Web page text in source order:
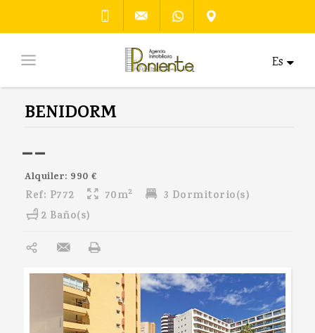
Es
BENIDORM
--
Alquiler: 990 €
Ref: P772 70m2
3 Dormitorio(s)
2 Baño(s)